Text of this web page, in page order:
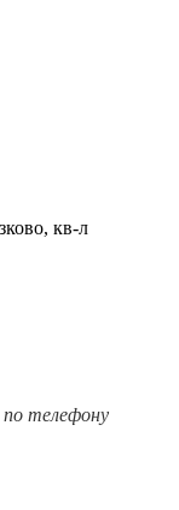
кв-л
по телефону